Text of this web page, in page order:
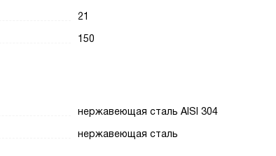
21
150
нержавеющая сталь AISI 304
нержавеющая сталь